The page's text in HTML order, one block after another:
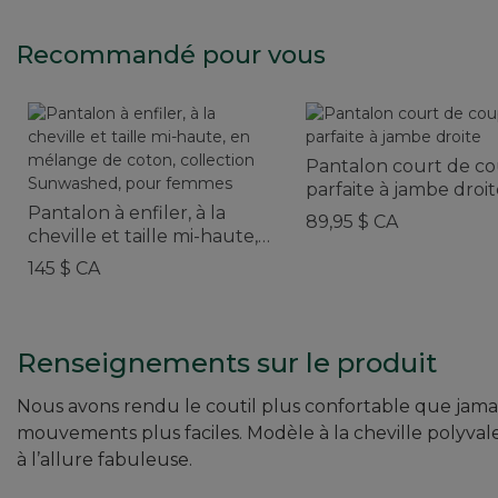
Recommandé pour vous
Pantalon à enfiler, à la
cheville et taille mi-haute,
en mélange de coton,
collection Sunwashed,
145 $ CA
Pantalon court de
parfaite à jambe
89,95 $ CA
Renseignements sur le produit
Nous avons rendu le coutil plus confortable que
mouvements plus faciles. Modèle à la cheville
à l’allure fabuleuse.